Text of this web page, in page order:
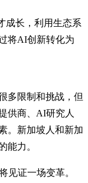
成长，利用生态系
将AI创新转化为
多限制和挑战，但
供商、AI研究人
。新加坡人和新加
能力。
见证一场变革。